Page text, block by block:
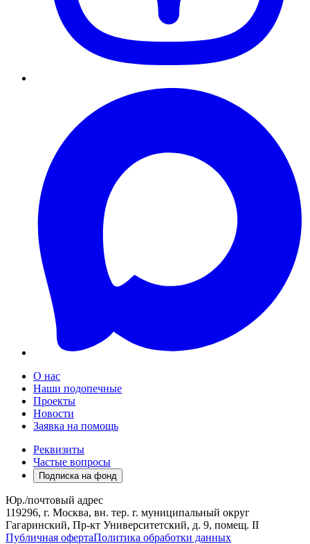
О нас
Наши подопечные
Проекты
Новости
Заявка на помощь
Реквизиты
Частые вопросы
Подписка на фонд
Юр./почтовый адрес
119296, г. Москва, вн. тер. г. муниципальный округ
Гагаринский, Пр-кт Университетский, д. 9, помещ. II
Публичная офертаПолитика обработки данных